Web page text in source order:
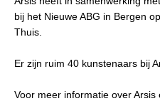
bij het Nieuwe ABG in Bergen
Thuis.
Er zijn ruim 40 kunstenaars bij
Voor meer informatie over